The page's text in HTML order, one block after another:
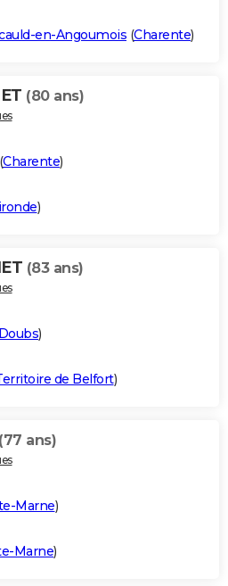
en-Angoumois (Charente)
(80 ans)
(Charente)
)
(83 ans)
)
de Belfort)
(77 ans)
Marne)
Marne)